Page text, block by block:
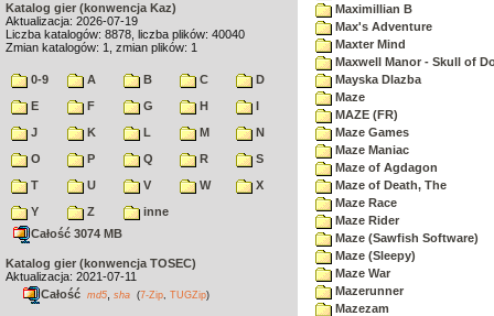
Katalog gier (konwencja Kaz)
Aktualizacja: 2026-07-19
Liczba katalogów: 8878, liczba plików: 40040
Zmian katalogów: 1, zmian plików: 1
0-9 A B C
D
E
F G H
I
J
K L M
N
O
P Q R
S
T
U V W
X
Y
Z
inne
Całość 3074 MB
Katalog gier (konwencja TOSEC)
Aktualizacja: 2021-07-11
Całość md5 sha (7-Zip TUGZip)
Maximillian B
Max's Adventure
Maxter Mind
Maxwell Manor - Skull of
Mayska Dlazba
Maze
MAZE (FR)
Maze Games
Maze Maniac
Maze of Agdagon
Maze of Death, The
Maze Race
Maze Rider
Maze (Sawfish Software)
Maze (Sleepy)
Maze War
Mazerunner
Mazezam